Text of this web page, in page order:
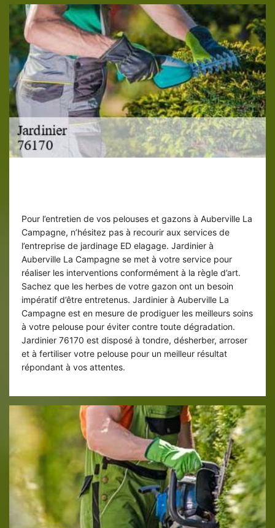
Pour l’entretien de vos pelouses et gazons à Auberville La
Campagne, n’hésitez pas à recourir aux services de
l’entreprise de jardinage ED elagage. Jardinier à
Auberville La Campagne se met à votre service pour
réaliser les interventions conformément à la règle d’art.
Sachez que les herbes de votre gazon ont un besoin
impératif d’être entretenus. Jardinier à Auberville La
Campagne est en mesure de prodiguer les meilleurs soins
à votre pelouse pour éviter contre toute dégradation.
Jardinier 76170 est disposé à tondre, désherber, arroser
et à fertiliser votre pelouse pour un meilleur résultat
répondant à vos attentes.